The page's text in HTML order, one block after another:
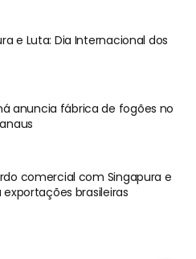
e Luta: Dia Internacional dos
anuncia fábrica de fogões no
comercial com Singapura e
brasileiras